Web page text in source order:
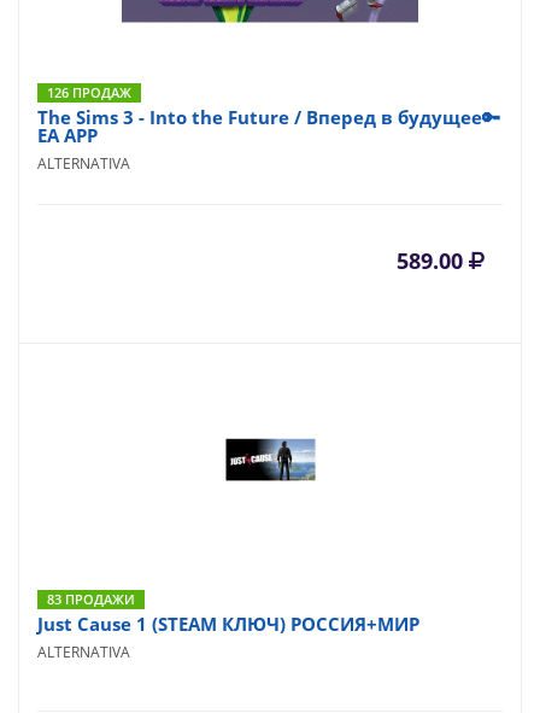
126 ПРОДАЖ
The Sims 3 - Into the Future / Вперед в будущее🔑
EA APP
ALTERNATIVA
589.00
83 ПРОДАЖИ
Just Cause 1 (STEAM КЛЮЧ) РОССИЯ+МИР
ALTERNATIVA